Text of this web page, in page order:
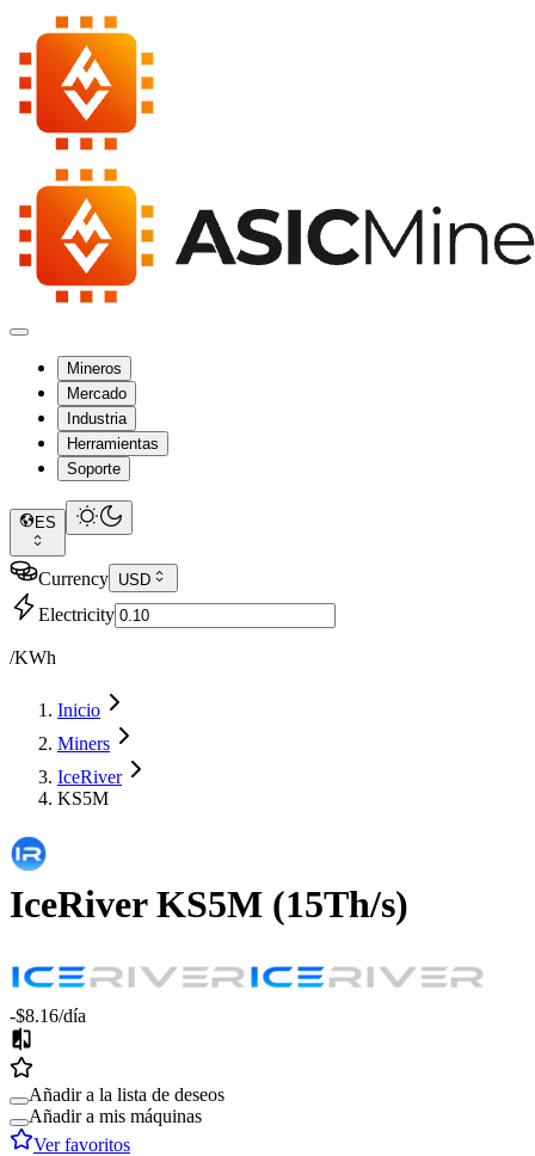
Mineros
Mercado
Industria
Herramientas
Soporte
ES
Currency USD
Electricity
/KWh
Inicio
Miners
IceRiver
KS5M
IceRiver KS5M (15Th/s)
-$8.16/día
Añadir a la lista de deseos
Añadir a mis máquinas
Ver favoritos